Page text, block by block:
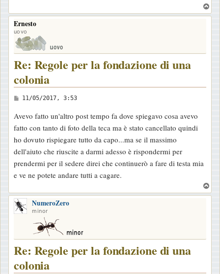
o
Ernesto
uovo
Re: Regole per la fondazione di una
colonia
M
s
s
a
g
g
i
o
11/05/2017, 3:53
Avevo fatto un'altro post tempo fa dove spiegavo cosa avevo
fatto con tanto di foto della teca ma è stato cancellato quindi
ho dovuto rispiegare tutto da capo...ma se il massimo
dell'aiuto che riuscite a darmi adesso è rispondermi per
prendermi per il sedere direi che continuerò a fare di testa mia
e ve ne potete andare tutti a cagare.
o
NumeroZero
minor
Re: Regole per la fondazione di una
colonia